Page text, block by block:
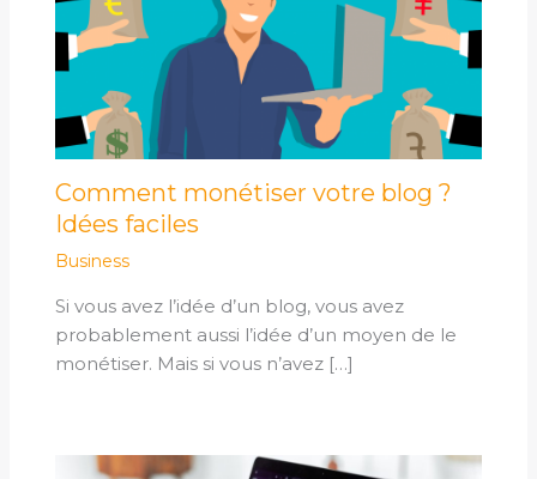
Comment monétiser votre blog ?
Idées faciles
Business
Si vous avez l’idée d’un blog, vous avez
probablement aussi l’idée d’un moyen de le
monétiser. Mais si vous n’avez […]